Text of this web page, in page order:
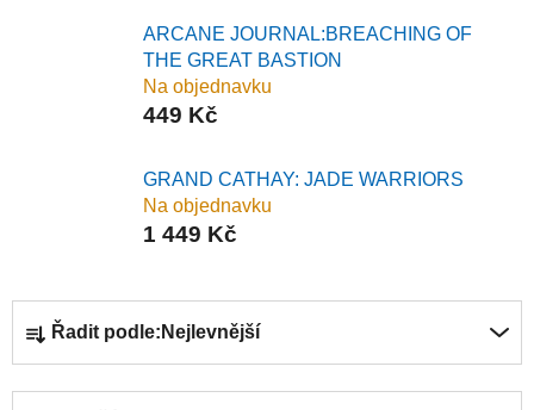
ARCANE JOURNAL:BREACHING OF
THE GREAT BASTION
Na objednavku
449 Kč
GRAND CATHAY: JADE WARRIORS
Na objednavku
1 449 Kč
a
z
Řadit podle: Nejlevnější